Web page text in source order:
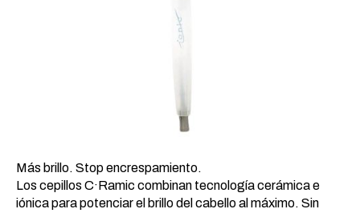
Más brillo. Stop encrespamiento.
Los cepillos C·Ramic combinan tecnología cerámica e
iónica para potenciar el brillo del cabello al máximo. Sin